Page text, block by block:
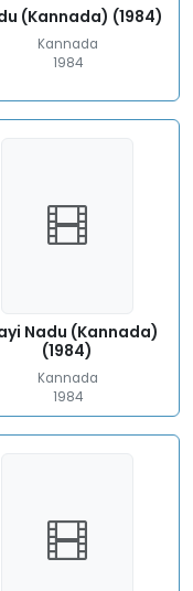
(Kannada) (1984)
Kannada
1984
Nadu (Kannada)
(1984)
Kannada
1984